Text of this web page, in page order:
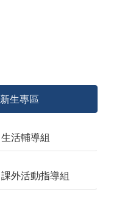
新生專區
生活輔導組
課外活動指導組